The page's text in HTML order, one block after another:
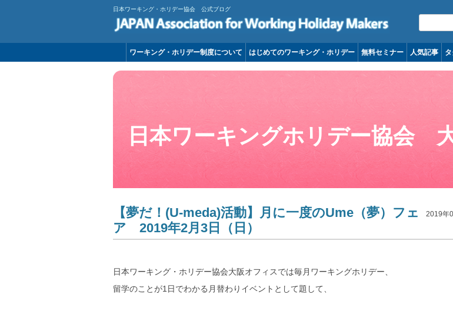
日本ワーキング・ホリデー協会 公式ブログ
コンテンツへ
ワーキング・ホリデー制度について はじめてのワーキング・ホリデー 無料セミナー 人気記事
日本ワーキングホリデー協会
【夢だ！(U-meda)活動】月に一度のUme（夢）フェ
ア 2019年2月3日（日）
2019年
日本ワーキング・ホリデー協会大阪オフィスでは毎月ワーキングホリデー、
留学のことが1日でわかる月替わりイベントとして題して、